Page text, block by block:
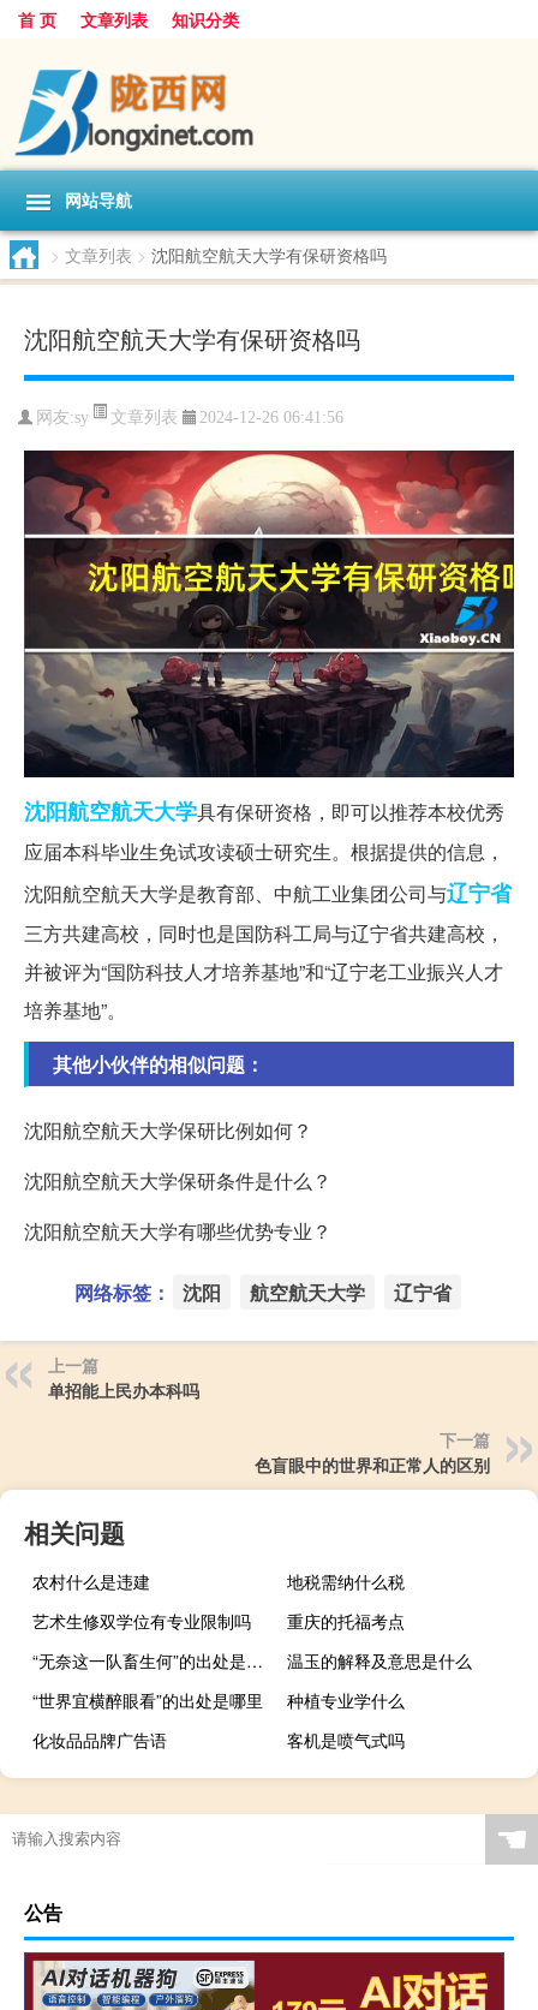
首 页 文章列表 知识分类
网站导航
> 文章列表 > 沈阳航空航天大学有保研资格吗
沈阳航空航天大学有保研资格吗
网友:sy 文章列表 2024-12-26 06:41:56
沈阳航空航天大学具有保研资格，即可以推荐本校优秀
应届本科毕业生免试攻读硕士研究生。根据提供的信息，
沈阳航空航天大学是教育部、中航工业集团公司与辽宁省
三方共建高校，同时也是国防科工局与辽宁省共建高校，
并被评为“国防科技人才培养基地”和“辽宁老工业振兴人才
培养基地”。
其他小伙伴的相似问题：
沈阳航空航天大学保研比例如何？
沈阳航空航天大学保研条件是什么？
沈阳航空航天大学有哪些优势专业？
网络标签： 沈阳 航空航天大学 辽宁省
上一篇
单招能上民办本科吗
下一篇
色盲眼中的世界和正常人的区别
相关问题
农村什么是违建
地税需纳什么税
艺术生修双学位有专业限制吗
重庆的托福考点
“无奈这一队畜生何”的出处是哪里
温玉的解释及意思是什么
“世界宜横醉眼看”的出处是哪里
种植专业学什么
化妆品品牌广告语
客机是喷气式吗
☚
公告